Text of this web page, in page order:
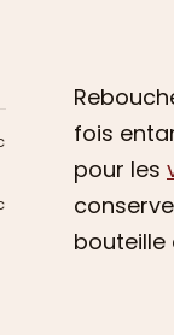
fois
pour les
bouteille